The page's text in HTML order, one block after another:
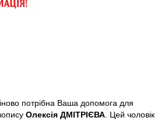
потрібна Ваша допомога для
Олексія ДМІТРІЄВА. Цей чоловік